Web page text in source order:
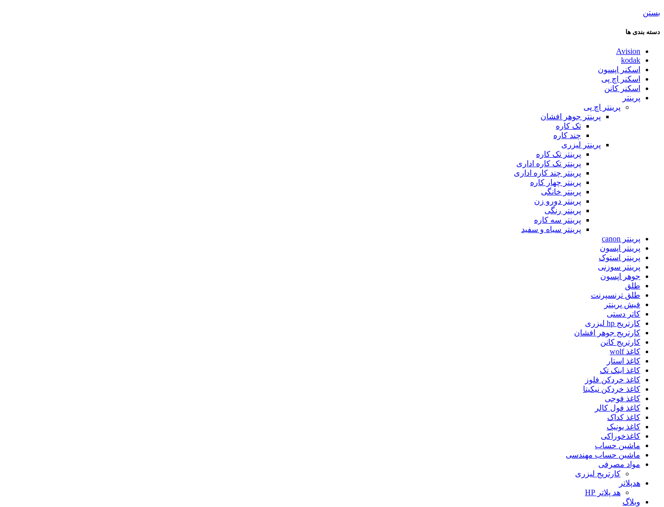
بستن
دسته بندی ها
Avision
kodak
اسکنر اپسون
اسکنر اچ پی
اسکنر کانن
پرینتر
پرینتر اچ پی
پرینتر جوهر افشان
تک کاره
چند کاره
پرینتر لیزری
پرینتر تک کاره
پرینتر تک کاره اداری
پرینتر چند کاره اداری
پرینتر چهار کاره
پرینتر خانگی
پرینتر دورو زن
پرینتر رنگی
پرینتر سه کاره
پرینتر سیاه و سفید
پرینتر canon
پرینتر اپسون
پرینتر استوک
پرینتر سوزنی
جوهر اپسون
طلق
طلق ترنسپرنت
فیش پرینتر
کاتر دستی
کارتریج hp لیزری
کارتریج جوهر افشان
کارتریج کانن
کاغذ wolf
کاغذ استار
کاغذ اینک تک
کاغذ خردکن فلوز
کاغذ خردکن نیکیتا
کاغذ فوجی
کاغذ فول کالر
کاغذ کداک
کاغذ یونیک
کاغذخوراکی
ماشین حساب
ماشین حساب مهندسی
مواد مصرفی
کارتریج لیزری
هدپلاتر
هد پلاتر HP
وبلاگ